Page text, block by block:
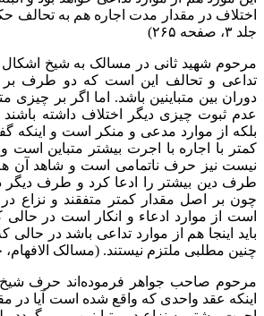
اختلاف در مقدار مدت اجاره هم به تحالف
جلد ۳، صفحه ۲۶۵)
مرحوم شهید ثانی در مسالک به شیخ
تداعی و تحالف این است که دو طرف بر
دوران بین متباینین باشد. اما اگر بر چیزی
عدم ثبوت چیزی دیگر اختلاف داشته
بلکه از موارد مدعی و منکر است و اینکه
کمتر با اجاره با اجرت بیشتر متباین است
نیست نیز حرف ناتمامی است و شاهد آن
طرف دین بیشتر را ادعا کرد و طرف دیگر
چون بر اصل مقدار کمتر متفقند و نزاع در
است از موارد ادعاء و انکار است در
باید اینجا هم از موارد تداعی باشد در حالی
چنین مطلبی ملتزم نیستند. (مسالک الافهام، جلد ۱۴، صفحه
مرحوم صاحب جواهر فرموده‌اند حرف شیخ
اینکه عقد واحدی که واقع شده است آیا در